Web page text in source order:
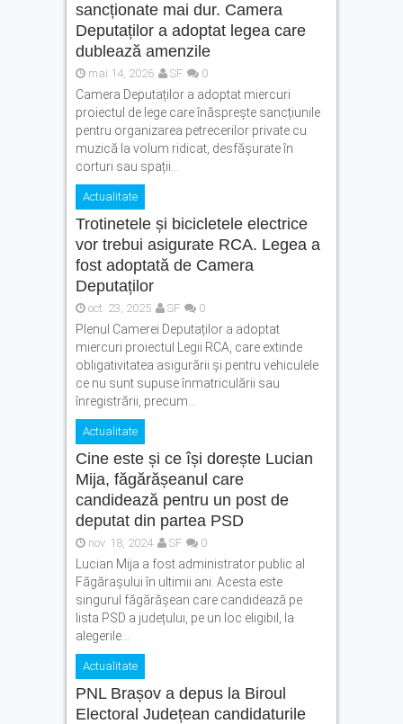
sancționate mai dur. Camera
Deputaților a adoptat legea care
dublează amenzile
mai 14, 2026 SF 0
Camera Deputaților a adoptat miercuri
proiectul de lege care înăsprește sancțiunile
pentru organizarea petrecerilor private cu
muzică la volum ridicat, desfășurate în
corturi sau spații...
Actualitate
Trotinetele și bicicletele electrice
vor trebui asigurate RCA. Legea a
fost adoptată de Camera
Deputaților
oct. 23, 2025 SF 0
Plenul Camerei Deputaților a adoptat
miercuri proiectul Legii RCA, care extinde
obligativitatea asigurării și pentru vehiculele
ce nu sunt supuse înmatriculării sau
înregistrării, precum...
Actualitate
Cine este și ce își dorește Lucian
Mija, făgărășeanul care
candidează pentru un post de
deputat din partea PSD
nov. 18, 2024 SF 0
Lucian Mija a fost administrator public al
Făgăraşului în ultimii ani. Acesta este
singurul făgărășean care candidează pe
lista PSD a județului, pe un loc eligibil, la
alegerile...
Actualitate
PNL Brașov a depus la Biroul
Electoral Județean candidaturile